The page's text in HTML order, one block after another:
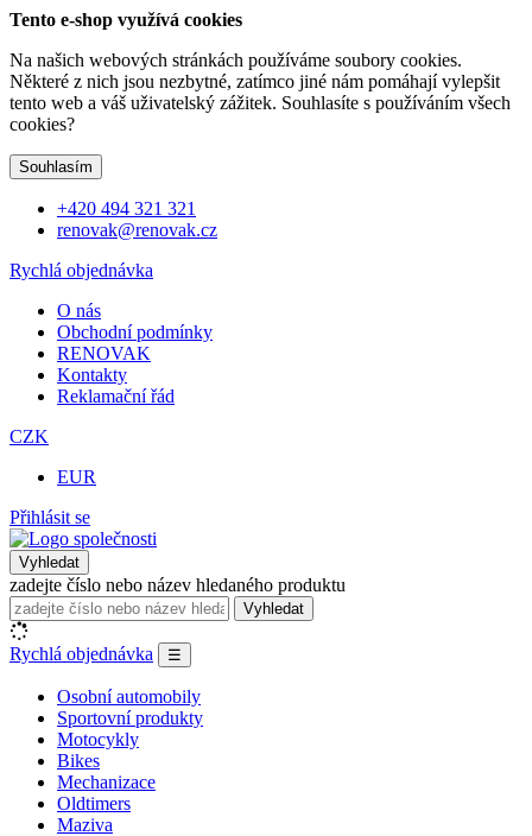
Tento e-shop využívá cookies
Na našich webových stránkách používáme soubory cookies.
Některé z nich jsou nezbytné, zatímco jiné nám pomáhají vylepšit
tento web a váš uživatelský zážitek. Souhlasíte s používáním všech
cookies?
Souhlasím
+420 494 321 321
renovak@renovak.cz
Rychlá objednávka
O nás
Obchodní podmínky
RENOVAK
Kontakty
Reklamační řád
CZK
EUR
Přihlásit se
Vyhledat
zadejte číslo nebo název hledaného produktu
Vyhledat
Rychlá objednávka ☰
Osobní automobily
Sportovní produkty
Motocykly
Bikes
Mechanizace
Oldtimers
Maziva